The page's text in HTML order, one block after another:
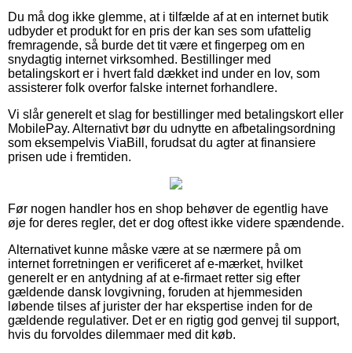
Du må dog ikke glemme, at i tilfælde af at en internet butik
udbyder et produkt for en pris der kan ses som ufattelig
fremragende, så burde det tit være et fingerpeg om en
snydagtig internet virksomhed. Bestillinger med
betalingskort er i hvert fald dækket ind under en lov, som
assisterer folk overfor falske internet forhandlere.
Vi slår generelt et slag for bestillinger med betalingskort eller
MobilePay. Alternativt bør du udnytte en afbetalingsordning
som eksempelvis ViaBill, forudsat du agter at finansiere
prisen ude i fremtiden.
Før nogen handler hos en shop behøver de egentlig have
øje for deres regler, det er dog oftest ikke videre spændende.
Alternativet kunne måske være at se nærmere på om
internet forretningen er verificeret af e-mærket, hvilket
generelt er en antydning af at e-firmaet retter sig efter
gældende dansk lovgivning, foruden at hjemmesiden
løbende tilses af jurister der har ekspertise inden for de
gældende regulativer. Det er en rigtig god genvej til support,
hvis du forvoldes dilemmaer med dit køb.